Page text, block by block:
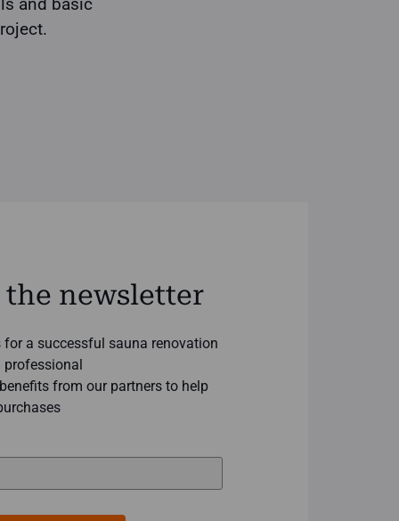
newsletter
a successful sauna renovation
from our partners to help